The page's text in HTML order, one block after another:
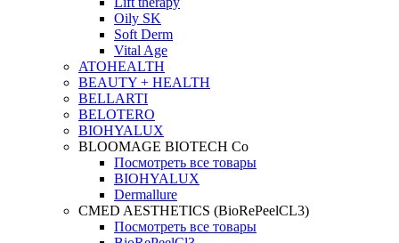
Oily SK
Soft Derm
Vital Age
ATOHEALTH
BEAUTY + HEALTH
BELLARTI
BELOTERO
BIOHYALUX
BLOOMAGE BIOTECH Co
Посмотреть все товары
BIOHYALUX
Dermallure
CMED AESTHETICS (BioRePeelCL3)
Посмотреть все товары